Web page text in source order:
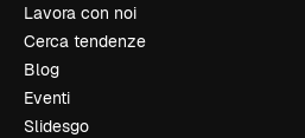
Lavora con noi
Cerca tendenze
Blog
Eventi
Slidesgo